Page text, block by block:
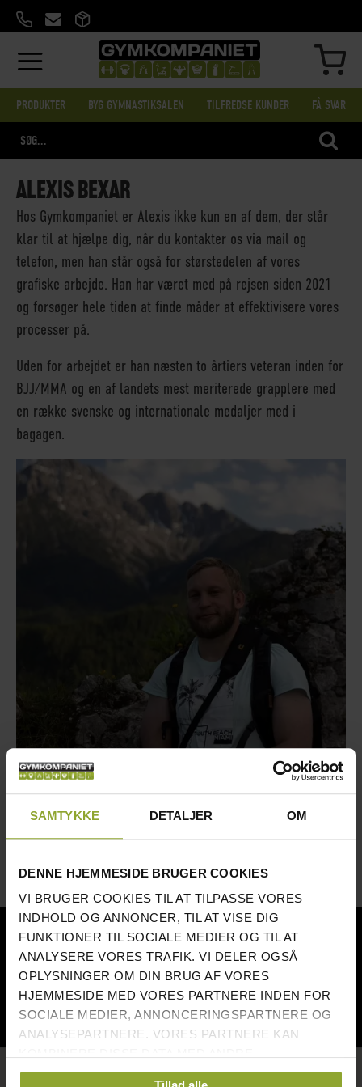
SAMTYKKE DETALJER OM
DENNE HJEMMESIDE BRUGER COOKIES
VI BRUGER COOKIES TIL AT TILPASSE VORES
INDHOLD OG ANNONCER, TIL AT VISE DIG
FUNKTIONER TIL SOCIALE MEDIER OG TIL AT
ANALYSERE VORES TRAFIK. VI DELER OGSÅ
OPLYSNINGER OM DIN BRUG AF VORES
HJEMMESIDE MED VORES PARTNERE INDEN FOR
SOCIALE MEDIER, ANNONCERINGSPARTNERE OG
ANALYSEPARTNERE. VORES PARTNERE KAN
OPLYSNINGER, DU HAR GIVET DEM, ELLER SOM DE
TO
PRODUKTER BYG GYMNASTIKSALEN TILFREDSE KUNDER FÅ SVAR
ALEXIS BEXAR
Hos Gymkompaniet er Alexis ikke kun en af dem, der står
klar til at hjælpe dig, når du kontakter os via mail og
telefon, men han står også for størstedelen af vores
grafiske arbejde. Han har været med på rejsen siden 2021
og forsøger hele tiden at finde måder at effektivisere vores
processer på.
Uden for arbejdet er han næsten to årtiers veteran inden for
BJJ/MMA og en af landets mest meriterede grapplere med
en række svenske og internationale medaljer med i
bagagen.
NÖJDA KUNDER
HURTIGE LINKS